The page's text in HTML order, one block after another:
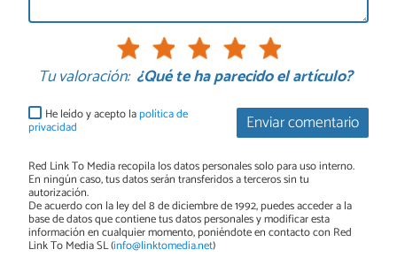
Tu valoración: ¿Qué te ha parecido el artículo?
Enviar comentario
He leído y acepto lapolítica de
privacidad
Red Link To Media recopila los datos personales solo para uso interno.
En ningún caso, tus datos serán transferidos a terceros sin tu
autorización.
De acuerdo con la ley del 8 de diciembre de 1992, puedes acceder a la
base de datos que contiene tus datos personales y modificar esta
información en cualquier momento, poniéndote en contacto con Red
Link To Media SL (info@linktomedia.net)